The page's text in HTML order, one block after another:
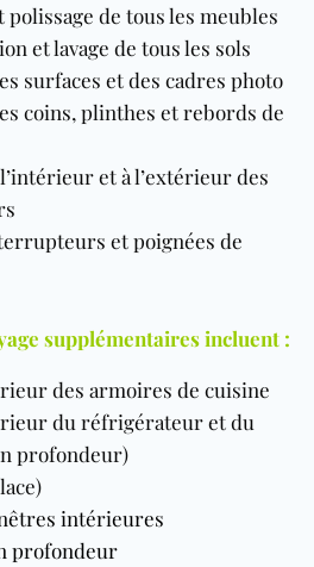
polissage de tous les meubles
et lavage de tous les sols
surfaces et des cadres photo
coins, plinthes et rebords de
et à l’extérieur des
et poignées de
supplémentaires incluent :
des armoires de cuisine
du réfrigérateur et du
profondeur)
intérieures
profondeur